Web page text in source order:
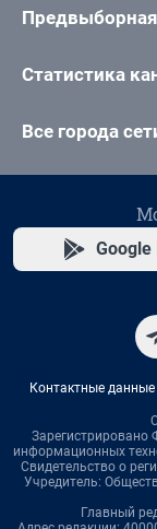
Предвыборная
Статистика
Все города
Google
Контактные
Зарегистрировано
информационных
Свидетельство о
Учредитель:
Главный